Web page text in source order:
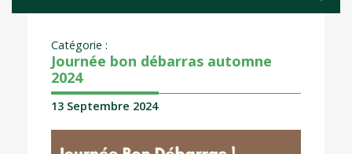
Journée bon débarras automne
2024
Catégorie :
13 Septembre 2024